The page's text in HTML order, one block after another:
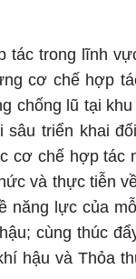
tác trong lĩnh
cơ chế hợp
chống lũ tại
triển khai
cơ chế hợp tác
và thực tiễn
năng lực của
cùng thúc
hậu và Thỏa